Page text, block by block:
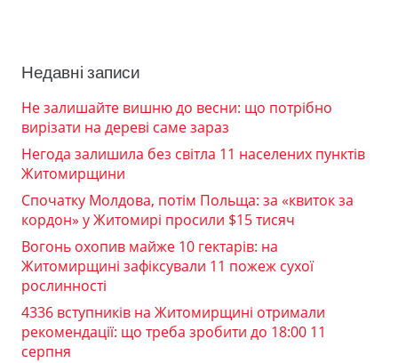
Недавні записи
Не залишайте вишню до весни: що потрібно
вирізати на дереві саме зараз
Негода залишила без світла 11 населених пунктів
Житомирщини
Спочатку Молдова, потім Польща: за «квиток за
кордон» у Житомирі просили $15 тисяч
Вогонь охопив майже 10 гектарів: на
Житомирщині зафіксували 11 пожеж сухої
рослинності
4336 вступників на Житомирщині отримали
рекомендації: що треба зробити до 18:00 11
серпня